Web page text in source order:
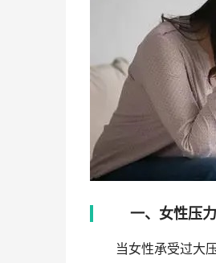
一、女性压力
当女性承受过大压